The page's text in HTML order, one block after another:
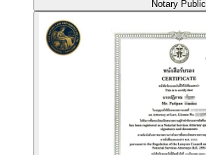
Notary Public